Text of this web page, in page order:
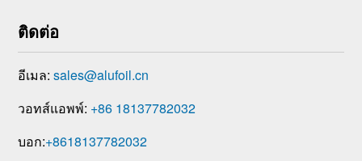
ติดต่อ
อีเมล:sales@alufoil.cn
วอทส์แอพพ์: +86 18137782032
บอก:+8618137782032